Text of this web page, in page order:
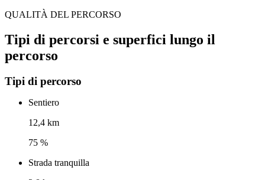
QUALITÀ DEL PERCORSO
Tipi di percorsi e superfici lungo il
percorso
Tipi di percorso
Sentiero
12,4 km
75 %
Strada tranquilla